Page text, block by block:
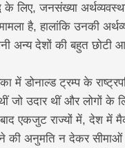
के लिए, जनसंख्या
है, हालांकि उनकी
अन्य देशों की बहुत छोटी
में डोनाल्ड ट्रम्प के
जो उदार थीं और लोगों के
एकजुट राज्यों में, देश में
की अनुमति न देकर